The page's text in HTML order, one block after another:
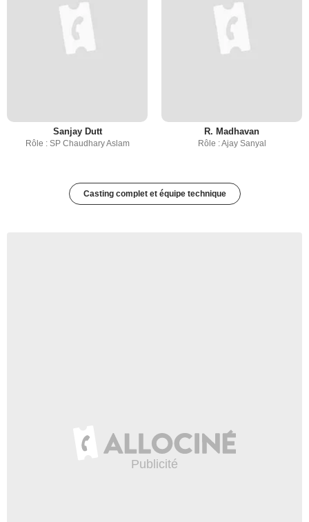
Sanjay Dutt
Rôle : SP Chaudhary Aslam
R. Madhavan
Rôle : Ajay Sanyal
Casting complet et équipe technique